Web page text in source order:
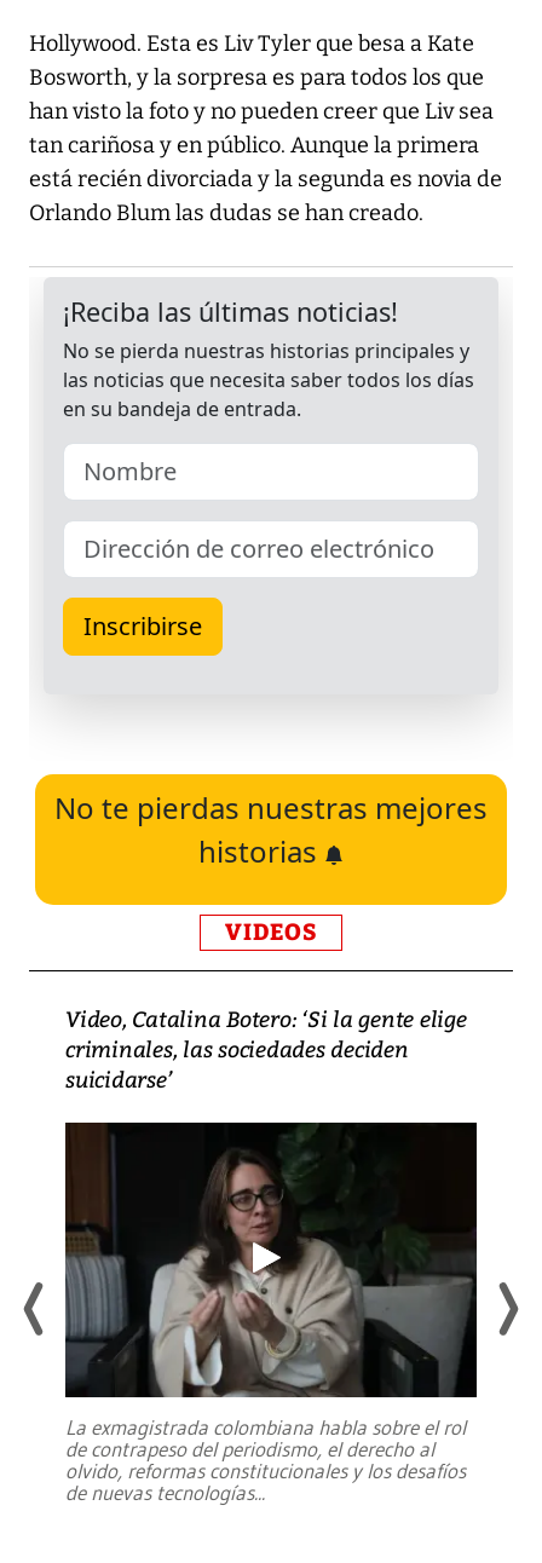
Hollywood. Esta es Liv Tyler que besa a Kate
Bosworth, y la sorpresa es para todos los que
han visto la foto y no pueden creer que Liv sea
tan cariñosa y en público. Aunque la primera
está recién divorciada y la segunda es novia de
Orlando Blum las dudas se han creado.
No te pierdas nuestras mejores
historias
VIDEOS
Video, Catalina Botero: ‘Si la gente elige
criminales, las sociedades deciden
suicidarse’
La exmagistrada colombiana habla sobre el rol
de contrapeso del periodismo, el derecho al
olvido, reformas constitucionales y los desafíos
de nuevas tecnologías...